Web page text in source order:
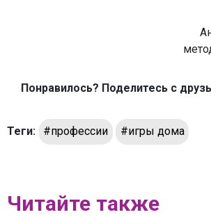
Понравилось? Поделитесь с
Теги: #профессии #игры дома
Читайте также